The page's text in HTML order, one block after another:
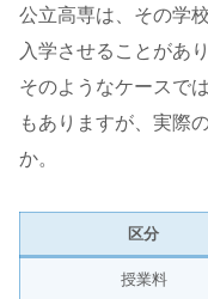
公立高専は、その学
入学させることがあり
そのようなケースで
もありますが、実際
か。
区分
授業料